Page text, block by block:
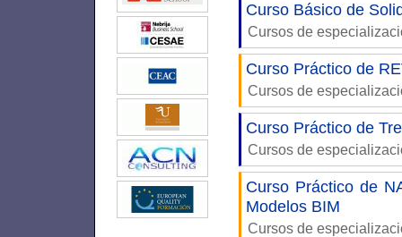
Curso Básico de
Cursos de
Curso Práctico de
Cursos de
Curso Práctico de
Cursos de
Curso Práctico de
Modelos BIM
Cursos de